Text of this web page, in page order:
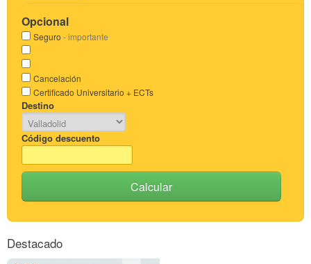
Opcional
Seguro - importante
Cancelación
Certificado Universitario + ECTs
Destino
Código descuento
Calcular
Destacado